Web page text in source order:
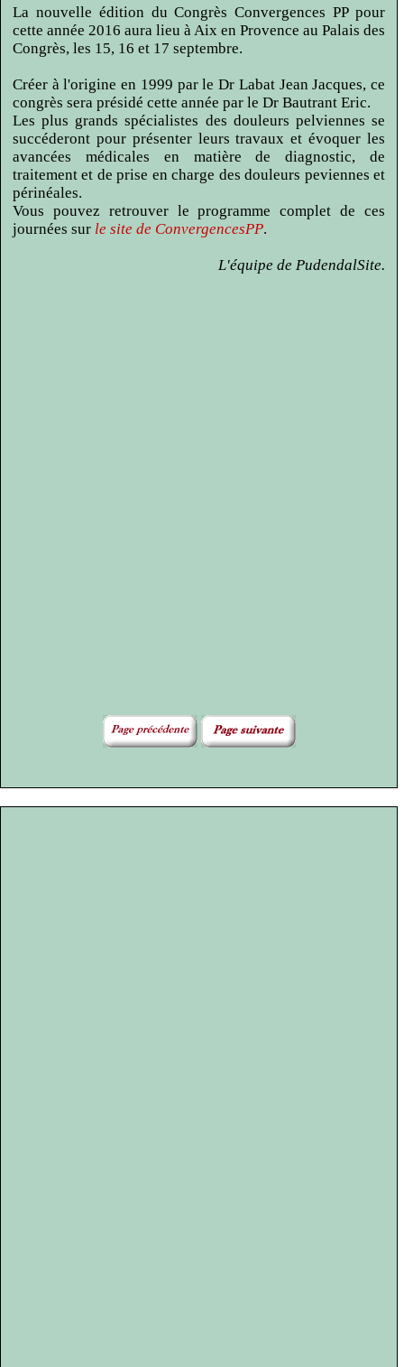
La nouvelle édition du Congrès Convergences PP pour
cette année 2016 aura lieu à Aix en Provence au Palais des
Congrès, les 15, 16 et 17 septembre.
Créer à l'origine en 1999 par le Dr Labat Jean Jacques, ce
congrès sera présidé cette année par le Dr Bautrant Eric.
Les plus grands spécialistes des douleurs pelviennes se
succéderont pour présenter leurs travaux et évoquer les
avancées médicales en matière de diagnostic, de
traitement et de prise en charge des douleurs peviennes et
périnéales.
Vous pouvez retrouver le programme complet de ces
journées sur le site de ConvergencesPP.
L'équipe de PudendalSite.